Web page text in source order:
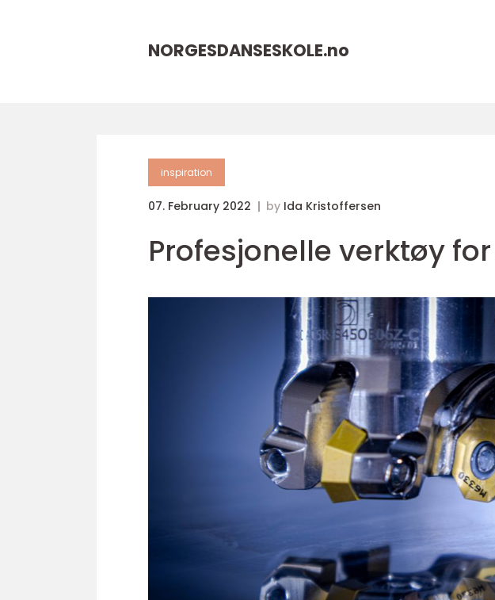
NORGESDANSESKOLE.no
inspiration
07. February 2022 by Ida Kristoffersen
Profesjonelle verktøy